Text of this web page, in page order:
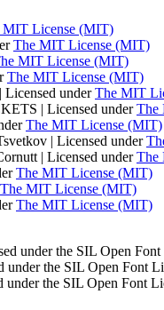
MIT License (MIT)
The MIT License (MIT)
MIT License (MIT)
The MIT License (MIT)
underThe MIT
| Licensed underThe
The MIT License (MIT)
| Licensed under
| Licensed underThe
The MIT License (MIT)
The MIT License (MIT)
The MIT License (MIT)
under the SIL Open Font
the SIL Open Font
the SIL Open Font